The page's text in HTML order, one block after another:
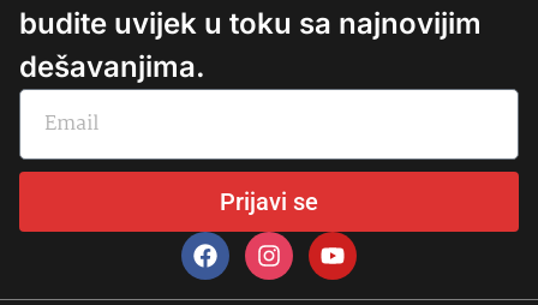
budite uvijek u toku sa najnovijim
dešavanjima.
Prijavi se